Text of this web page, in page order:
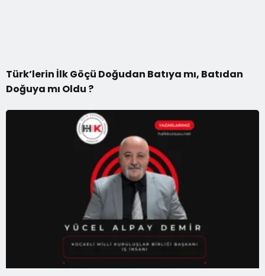
Türk’lerin İlk Göçü Doğudan Batıya mı, Batıdan
Doğuya mı Oldu ?